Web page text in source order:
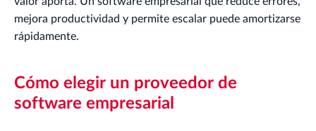
mejora productividad y permite escalar puede amortizarse
rápidamente.
Cómo elegir un proveedor de
software empresarial